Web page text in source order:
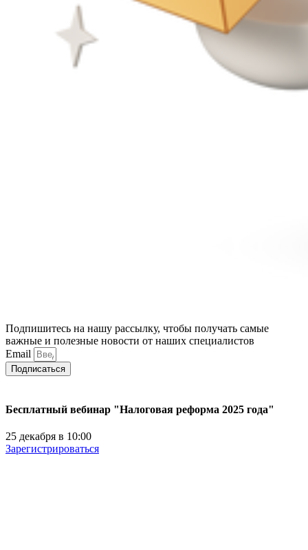
Подпишитесь на нашу рассылку, чтобы получать самые
важные и полезные новости от наших специалистов
Email
Подписаться
Бесплатный вебинар "Налоговая реформа 2025 года"
25 декабря в 10:00
Зарегистрироваться